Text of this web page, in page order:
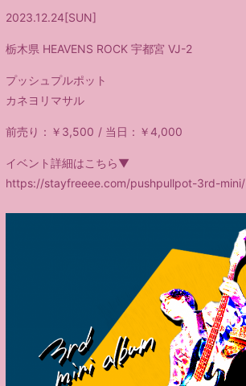
2023.12.24[SUN]
栃木県 HEAVENS ROCK 宇都宮 VJ-2
プッシュプルポット
カネヨリマサル
前売り：￥3,500 当日：￥4,000
イベント詳細はこちら▼
https://stayfreeee.com/pushpullpot-3rd-mini/